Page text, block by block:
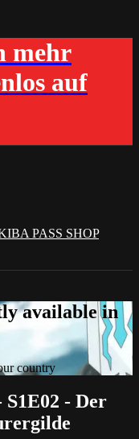
mehr
auf
PASS SHOP
available in
country
S1E02 - Der